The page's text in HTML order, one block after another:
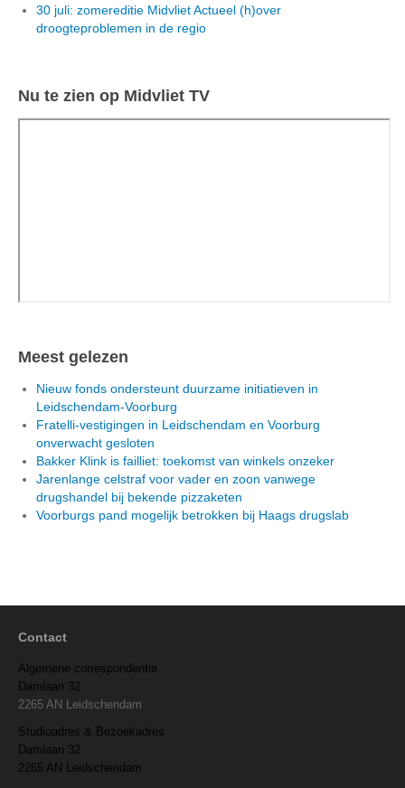
30 juli: zomereditie Midvliet Actueel (h)over
droogteproblemen in de regio
Nu te zien op Midvliet TV
Meest gelezen
Nieuw fonds ondersteunt duurzame initiatieven in
Leidschendam-Voorburg
Fratelli-vestigingen in Leidschendam en Voorburg
onverwacht gesloten
Bakker Klink is failliet: toekomst van winkels onzeker
Jarenlange celstraf voor vader en zoon vanwege
drugshandel bij bekende pizzaketen
Voorburgs pand mogelijk betrokken bij Haags drugslab
Contact
Algemene correspondentie
Damlaan 32
2265 AN Leidschendam
Studioadres & Bezoekadres
Damlaan 32
2265 AN Leidschendam